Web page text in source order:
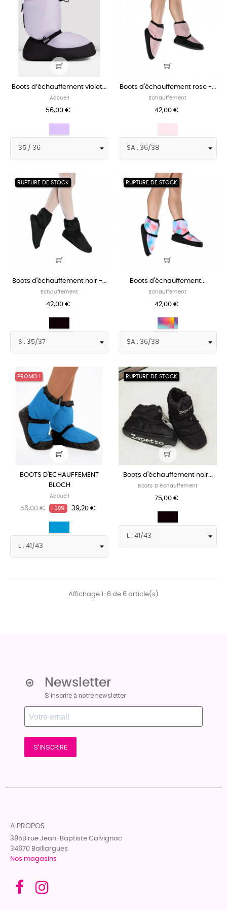
Boots d’échauffement violet...
Accueil
56,00 €
Boots d'échauffement rose -...
Echauffement
42,00 €
pâle
RUPTURE DE STOCK
Boots d'échauffement noir -...
Echauffement
42,00 €
RUPTURE DE STOCK
Boots d'échauffement...
Echauffement
42,00 €
Multicolors
PROMO !
BOOTS D'ECHAUFFEMENT
BLOCH
Accueil
56,00 € -30% 39,20 €
RUPTURE DE STOCK
Boots d'échauffement noir...
Boots D'échauffement
75,00 €
Affichage 1-6 de 6 article(s)
Newsletter
S'inscrire à notre newsletter
S'INSCRIRE
A PROPOS
395B rue Jean-Baptiste Calvignac
34670 Baillargues
Nos magasins